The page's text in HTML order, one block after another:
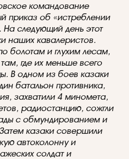
командование
приказ об «истреблении
На следующий день этот
наших кавалеристов.
болотам и глухим лесам,
где их меньше всего
В одном из боев казаки
батальон противника,
захватили 4 миномета,
радиостанцию, сожгли
с обмундированием и
казаки совершили
автоколонну и
солдат и